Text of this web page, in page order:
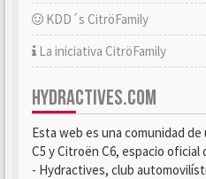
KDD´s CitröFamily
La iniciativa CitröFamily
HYDRACTIVES.COM
Esta web es una comunidad
C5 y Citroën C6, espacio oficial
- Hydractives, club